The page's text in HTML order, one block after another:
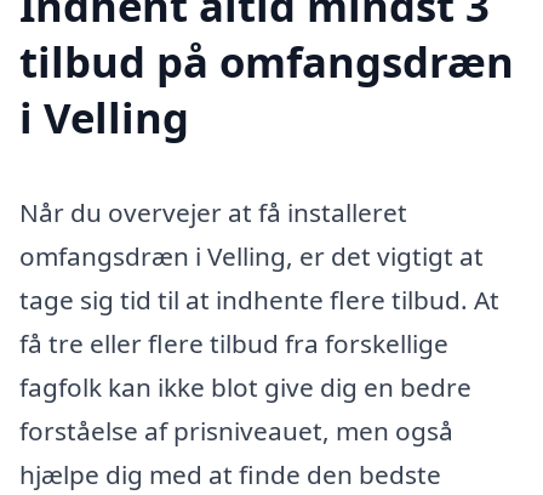
tilbud på omfangsdræn
i Velling
Når du overvejer at få installeret
omfangsdræn i Velling, er det vigtigt at
tage sig tid til at indhente flere tilbud. At
få tre eller flere tilbud fra forskellige
fagfolk kan ikke blot give dig en bedre
forståelse af prisniveauet, men også
hjælpe dig med at finde den bedste